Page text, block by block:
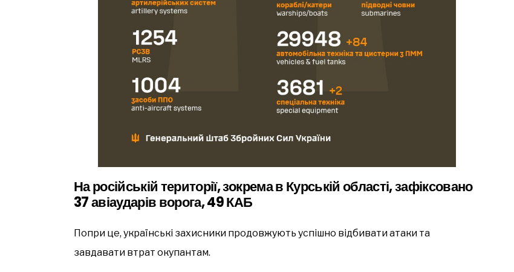
На російській території, зокрема в Курській області, зафіксовано
37 авіаударів ворога, 49 КАБ
Попри це, українські захисники продовжують успішно відбивати атаки та
завдавати втрат окупантам.